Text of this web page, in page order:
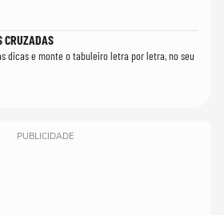
CRUZADAS
dicas e monte o tabuleiro letra por letra, no seu
PUBLICIDADE